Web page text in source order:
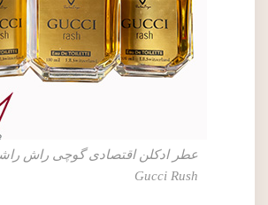
عطر ادکلن اقتصادی گوچی راش راشا
Gucci Rush